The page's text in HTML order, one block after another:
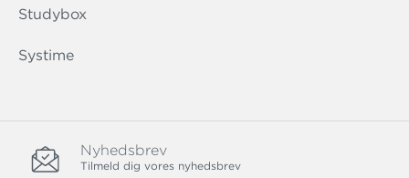
Studybox
Systime
Nyhedsbrev
Tilmeld dig vores nyhedsbrev